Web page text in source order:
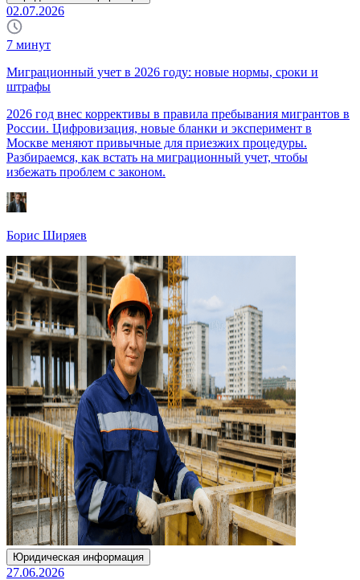
02.07.2026
7 минут
Миграционный учет в 2026 году: новые нормы, сроки и
штрафы
2026 год внес коррективы в правила пребывания мигрантов в
России. Цифровизация, новые бланки и эксперимент в
Москве меняют привычные для приезжих процедуры.
Разбираемся, как встать на миграционный учет, чтобы
избежать проблем с законом.
Борис Ширяев
Юридическая информация
27.06.2026